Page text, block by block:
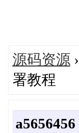
源码资源 ›
署教程
a5656456